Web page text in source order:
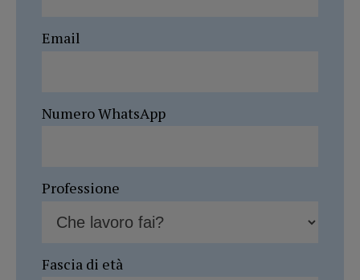
Email
Numero WhatsApp
Professione
Fascia di età